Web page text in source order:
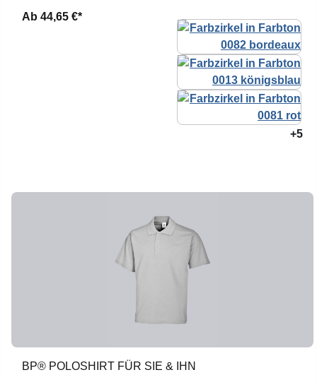
Ab 44,65 €*
+5
BP® POLOSHIRT FÜR SIE & IHN